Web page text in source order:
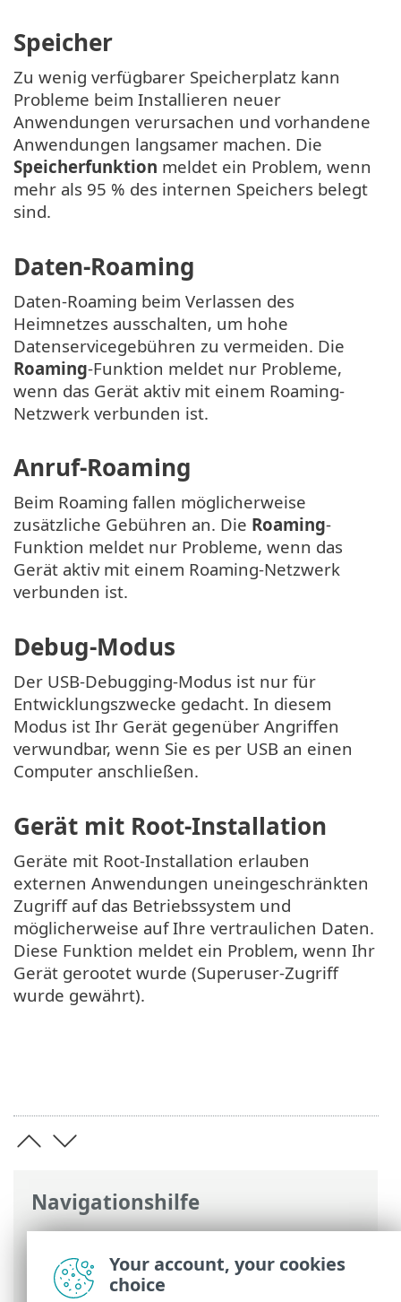
Navigationshilfe
ESET Online-Hilfe>ESET Mobile Security
Arbeiten mit ESET Mobile Security >
Sicherheits-Audit
Speicher
Zu wenig verfügbarer Speicherplatz kann
Probleme beim Installieren neuer
Anwendungen verursachen und vorhandene
Anwendungen langsamer machen. Die
Speicherfunktion meldet ein Problem, wenn
mehr als 95 % des internen Speichers belegt
sind.
Daten-Roaming
Daten-Roaming beim Verlassen des
Heimnetzes ausschalten, um hohe
Datenservicegebühren zu vermeiden. Die
Roaming-Funktion meldet nur Probleme,
wenn das Gerät aktiv mit einem Roaming-
Netzwerk verbunden ist.
Anruf-Roaming
Beim Roaming fallen möglicherweise
zusätzliche Gebühren an. Die Roaming-
Funktion meldet nur Probleme, wenn das
Gerät aktiv mit einem Roaming-Netzwerk
verbunden ist.
Debug-Modus
Der USB-Debugging-Modus ist nur für
Entwicklungszwecke gedacht. In diesem
Modus ist Ihr Gerät gegenüber Angriffen
verwundbar, wenn Sie es per USB an einen
Computer anschließen.
Gerät mit Root-Installation
Geräte mit Root-Installation erlauben
externen Anwendungen uneingeschränkten
Zugriff auf das Betriebssystem und
möglicherweise auf Ihre vertraulichen Daten.
Diese Funktion meldet ein Problem, wenn Ihr
Gerät gerootet wurde (Superuser-Zugriff
wurde gewährt).
Your account, your cookies
choice